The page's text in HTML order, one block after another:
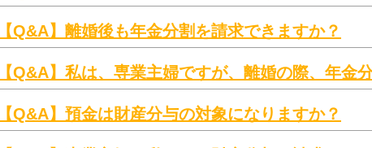
【Q&A】離婚後も年金分割を請求できますか？
【Q&A】私は、専業主婦ですが、離婚の際、年金
【Q&A】預金は財産分与の対象になりますか？